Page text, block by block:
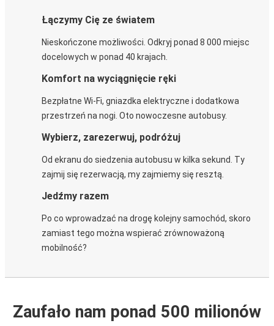
Łączymy Cię ze światem
Nieskończone możliwości. Odkryj ponad 8 000 miejsc
docelowych w ponad 40 krajach.
Komfort na wyciągnięcie ręki
Bezpłatne Wi-Fi, gniazdka elektryczne i dodatkowa
przestrzeń na nogi. Oto nowoczesne autobusy.
Wybierz, zarezerwuj, podróżuj
Od ekranu do siedzenia autobusu w kilka sekund. Ty
zajmij się rezerwacją, my zajmiemy się resztą.
Jedźmy razem
Po co wprowadzać na drogę kolejny samochód, skoro
zamiast tego można wspierać zrównoważoną
mobilność?
Zaufało nam ponad 500 milionów